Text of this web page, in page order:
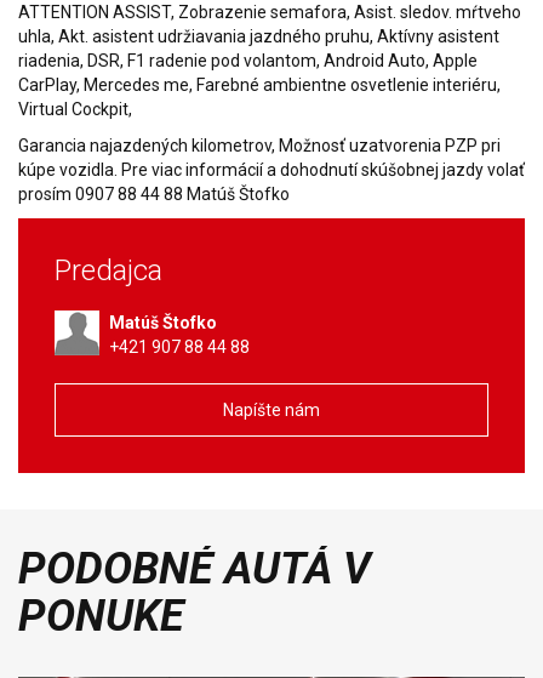
ATTENTION ASSIST, Zobrazenie semafora, Asist. sledov. mŕtveho
uhla, Akt. asistent udržiavania jazdného pruhu, Aktívny asistent
riadenia, DSR, F1 radenie pod volantom, Android Auto, Apple
CarPlay, Mercedes me, Farebné ambientne osvetlenie interiéru,
Virtual Cockpit,
Garancia najazdených kilometrov, Možnosť uzatvorenia PZP pri
kúpe vozidla. Pre viac informácií a dohodnutí skúšobnej jazdy volať
prosím 0907 88 44 88 Matúš Štofko
Predajca
Matúš Štofko
+421 907 88 44 88
Napíšte nám
PODOBNÉ AUTÁ V
PONUKE